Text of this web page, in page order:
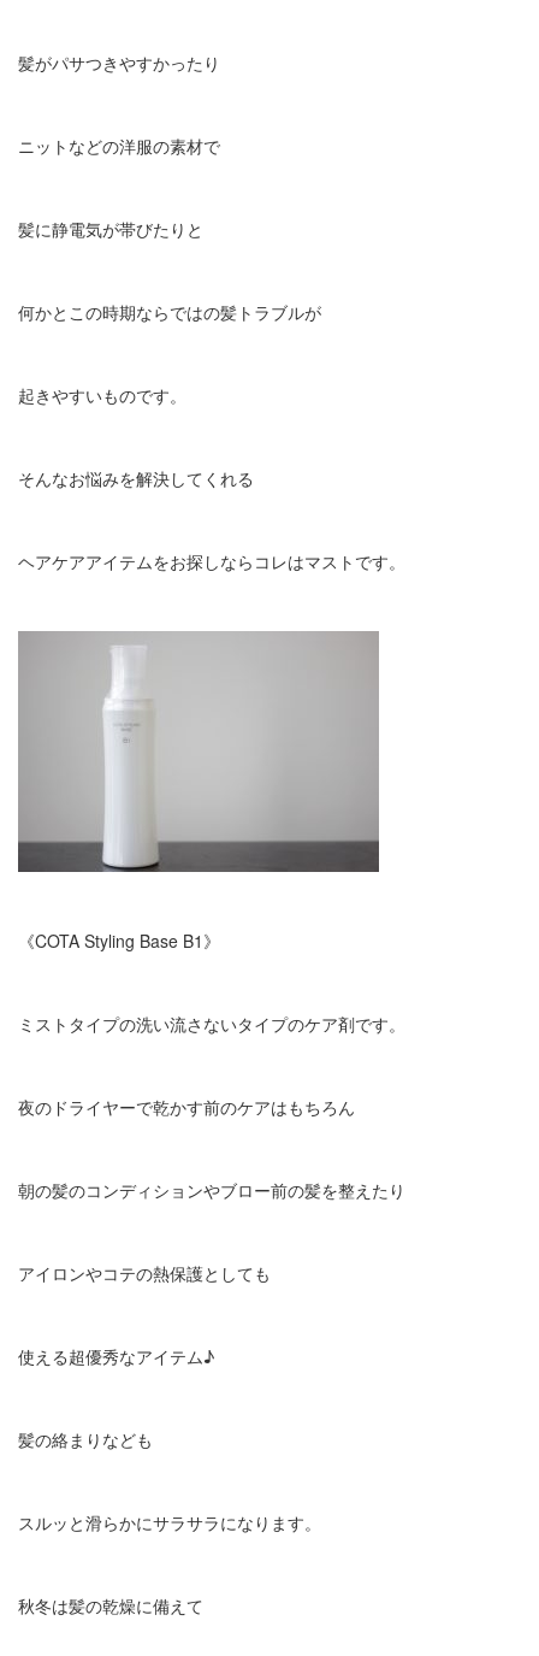
髪がパサつきやすかったり
ニットなどの洋服の素材で
髪に静電気が帯びたりと
何かとこの時期ならではの髪トラブルが
起きやすいものです。
そんなお悩みを解決してくれる
ヘアケアアイテムをお探しならコレはマストです。
《COTA Styling Base B1》
ミストタイプの洗い流さないタイプのケア剤です。
夜のドライヤーで乾かす前のケアはもちろん
朝の髪のコンディションやブロー前の髪を整えたり
アイロンやコテの熱保護としても
使える超優秀なアイテム♪
髪の絡まりなども
スルッと滑らかにサラサラになります。
秋冬は髪の乾燥に備えて